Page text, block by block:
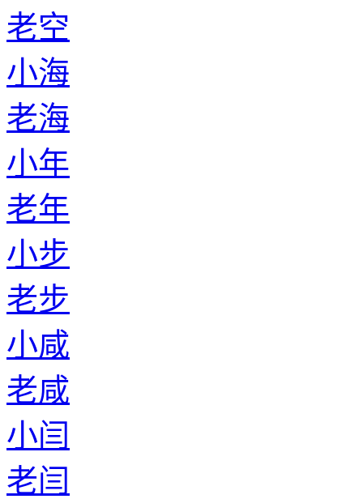
老空
小海
老海
小年
老年
小步
老步
小咸
老咸
小闫
老闫